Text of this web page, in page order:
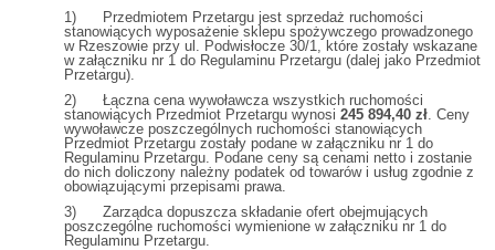
1) Przedmiotem Przetargu jest sprzedaż ruchomości
stanowiących wyposażenie sklepu spożywczego prowadzonego
w Rzeszowie przy ul. Podwisłocze 30/1, które zostały wskazane
w załączniku nr 1 do Regulaminu Przetargu (dalej jako Przedmiot
Przetargu).
2) Łączna cena wywoławcza wszystkich ruchomości
stanowiących Przedmiot Przetargu wynosi 245 894,40 zł. Ceny
wywoławcze poszczególnych ruchomości stanowiących
Przedmiot Przetargu zostały podane w załączniku nr 1 do
Regulaminu Przetargu. Podane ceny są cenami netto i zostanie
do nich doliczony należny podatek od towarów i usług zgodnie z
obowiązującymi przepisami prawa.
3) Zarządca dopuszcza składanie ofert obejmujących
poszczególne ruchomości wymienione w załączniku nr 1 do
Regulaminu Przetargu.